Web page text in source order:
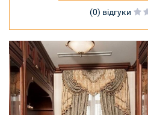
(0) відгуки